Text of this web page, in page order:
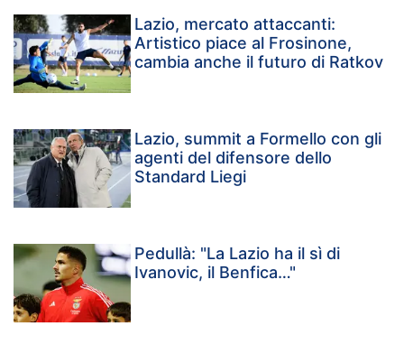
Lazio, mercato attaccanti:
Artistico piace al Frosinone,
cambia anche il futuro di Ratkov
Lazio, summit a Formello con gli
agenti del difensore dello
Standard Liegi
Pedullà: "La Lazio ha il sì di
Ivanovic, il Benfica…"